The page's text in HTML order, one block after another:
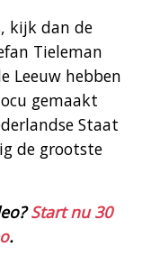
kijk dan de
Tieleman
Leeuw hebben
gemaakt
Staat
de grootste
Start nu 30
.